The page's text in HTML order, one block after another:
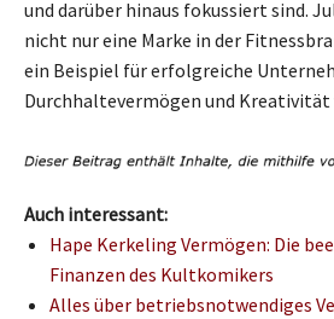
und darüber hinaus fokussiert sind.
nicht nur eine Marke in der
ein Beispiel für erfolgreiche
Durchhaltevermögen und Kreativität
Auch interessant:
Hape Kerkeling Vermögen: Die
Finanzen des Kultkomikers
Alles über betriebsnotwendiges